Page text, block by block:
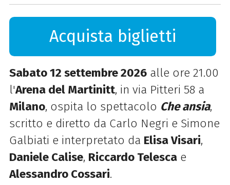
Acquista biglietti
Sabato 12 settembre 2026alle ore 21.00
l'Arena del Martinitt, in via Pitteri 58 a
Milano, ospita lo spettacolo Che ansia,
scritto e diretto da Carlo Negri e Simone
Galbiati e interpretato da Elisa Visari,
Daniele Calise, Riccardo Telescae
Alessandro Cossari.